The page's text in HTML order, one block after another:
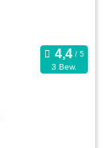
3 Bew.